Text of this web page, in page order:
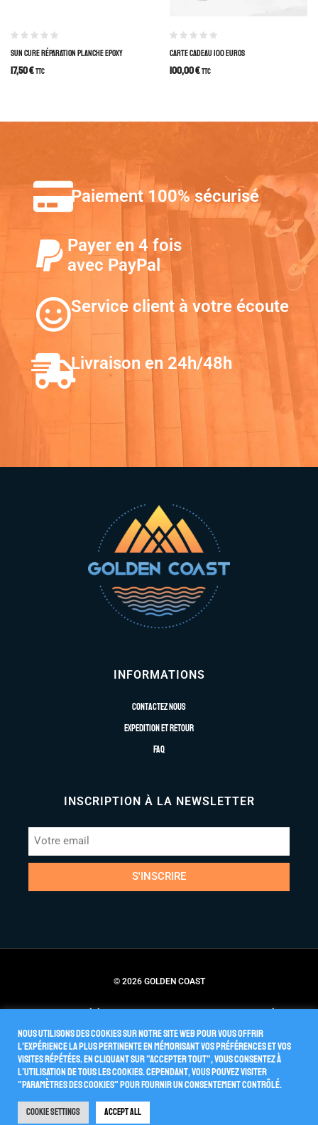
SUN CURE RÉPARATION PLANCHE EPOXY
17,50€TTC
CARTE CADEAU 100 EUROS
100,00€TTC
Paiement 100% sécurisé
Payer en 4 fois
avec PayPal
Service client à votre écoute
Livraison en 24h/48h
INFORMATIONS
Contactez nous
Expedition et retour
FAQ
INSCRIPTION À LA NEWSLETTER
S'INSCRIRE
© 2026 GOLDEN COAST
Nous utilisons des cookies sur notre site Web pour vous offrir
l'expérience la plus pertinente en mémorisant vos préférences et vos
visites répétées. En cliquant sur "Accepter tout", vous consentez à
l'utilisation de TOUS les cookies. Cependant, vous pouvez visiter
"Paramètres des cookies" pour fournir un consentement contrôlé.
Cookie Settings Accept All